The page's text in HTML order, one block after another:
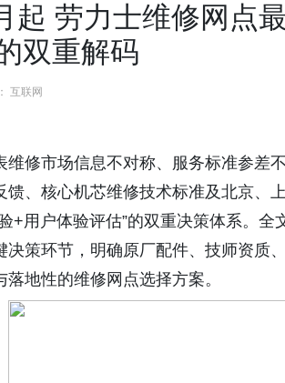
起 劳力士维修网点
双重解码
互联网
维修市场信息不对称、服务标准参差
馈、核心机芯维修技术标准及北京、
+用户体验评估”的双重决策体系。
决策环节，明确原厂配件、技师资质
地性的维修网点选择方案。